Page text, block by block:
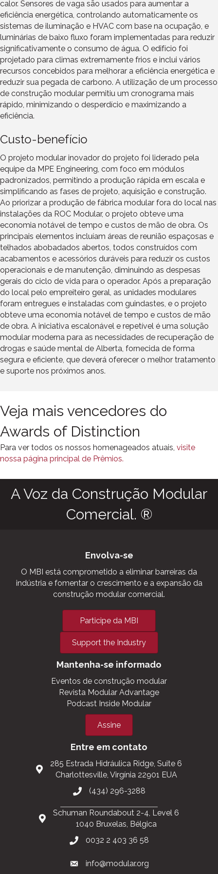
calor. Sensores de vaga são usados para aumentar a
eficiência energética, controlando automaticamente os
sistemas de iluminação e HVAC com base na ocupação, e
luminárias de baixo fluxo foram implementadas para reduzir
significativamente o consumo de água. O edifício foi
projetado para climas extremamente frios e inclui vários
recursos concebidos para melhorar a eficiência energética e
reduzir sua pegada de carbono. A utilização de um processo
de construção modular permitiu um cronograma mais
rápido, minimizando o desperdício e maximizando a
eficiência.
Custo-benefício
O projeto modular inovador do projeto foi liderado pela
equipe da MPE Engineering, com foco em módulos
padronizados, permitindo a produção rápida em escala e
simplificando as fases de projeto, aquisição e construção.
Ao priorizar a produção de fábrica modular fora do local nas
instalações da ROC Modular, o projeto obteve uma
economia notável de tempo e custos de mão de obra. Os
principais elementos incluíam áreas de reunião espaçosas e
telhados abobadados abertos, todos construídos com
acabamentos e acessórios duráveis para reduzir os custos
operacionais e de manutenção, diminuindo as despesas
gerais do ciclo de vida para o operador. Após a preparação
do local pelo empreiteiro geral, as unidades modulares
foram entregues e instaladas com guindastes, e o projeto
obteve uma economia notável de tempo e custos de mão
de obra. A iniciativa escalonável e repetível é uma solução
modular moderna para as necessidades de recuperação de
drogas e saúde mental de Alberta, fornecida de forma
segura e eficiente, que deverá oferecer o melhor tratamento
e suporte nos próximos anos.
Veja mais vencedores do
Awards of Distinction
Para ver todos os nossos homenageados atuais, visite
nossa página principal de Prêmios.
A Voz da Construção Modular
Comercial. ®
Envolva-se
O MBI está comprometido a eliminar barreiras da
indústria e fomentar o crescimento e a expansão da
construção modular comercial.
Participe da MBI
Support the Industry
Mantenha-se informado
Eventos de construção modular
Revista Modular Advantage
Podcast Inside Modular
Assine
Entre em contato
285 Estrada Hidráulica Ridge, Suite 6
Charlottesville, Virgínia 22901 EUA
(434) 296-3288
Schuman Roundabout 2-4, Level 6
1040 Bruxelas, Bélgica
0032 2 403 36 58
info@modular.org